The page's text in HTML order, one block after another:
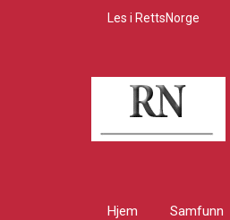
Les i RettsNorge
Hjem Samfunn